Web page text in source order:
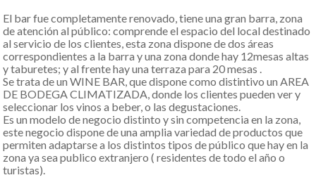
El bar fue completamente renovado, tiene una gran barra, zona
de atención al público: comprende el espacio del local destinado
al servicio de los clientes, esta zona dispone de dos áreas
correspondientes a la barra y una zona donde hay 12mesas altas
y taburetes; y al frente hay una terraza para 20 mesas .
Se trata de un WINE BAR, que dispone como distintivo un AREA
DE BODEGA CLIMATIZADA, donde los clientes pueden ver y
seleccionar los vinos a beber, o las degustaciones.
Es un modelo de negocio distinto y sin competencia en la zona,
este negocio dispone de una amplia variedad de productos que
permiten adaptarse a los distintos tipos de público que hay en la
zona ya sea publico extranjero ( residentes de todo el año o
turistas).